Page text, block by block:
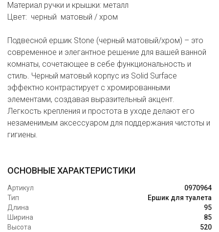
Материал ручки и крышки: металл
Цвет: черный матовый / хром
Подвесной ершик Stone (черный матовый/хром) – это
современное и элегантное решение для вашей ванной
комнаты, сочетающее в себе функциональность и
стиль. Черный матовый корпус из Solid Surface
эффектно контрастирует с хромированными
элементами, создавая выразительный акцент.
Легкость крепления и простота в уходе делают его
незаменимым аксессуаром для поддержания чистоты и
гигиены.
ОСНОВНЫЕ ХАРАКТЕРИСТИКИ
Артикул
0970964
Тип
Ершик для туалета
Длина
95
Ширина
85
Высота
520